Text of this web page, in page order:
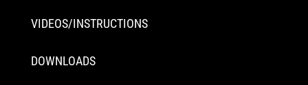
VIDEOS/INSTRUCTIONS
DOWNLOADS